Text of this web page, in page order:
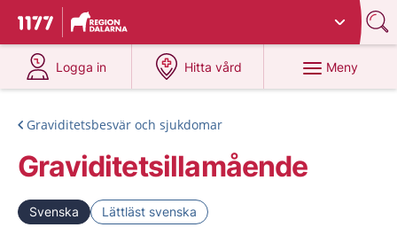
Till startsidan för 1177
Du har valt region
Logga in
på 1177.se
Hitta vård
på 1177.se
Meny
Graviditetsbesvär och sjukdomar
Graviditetsillamående
Svenska Lättläst svenska